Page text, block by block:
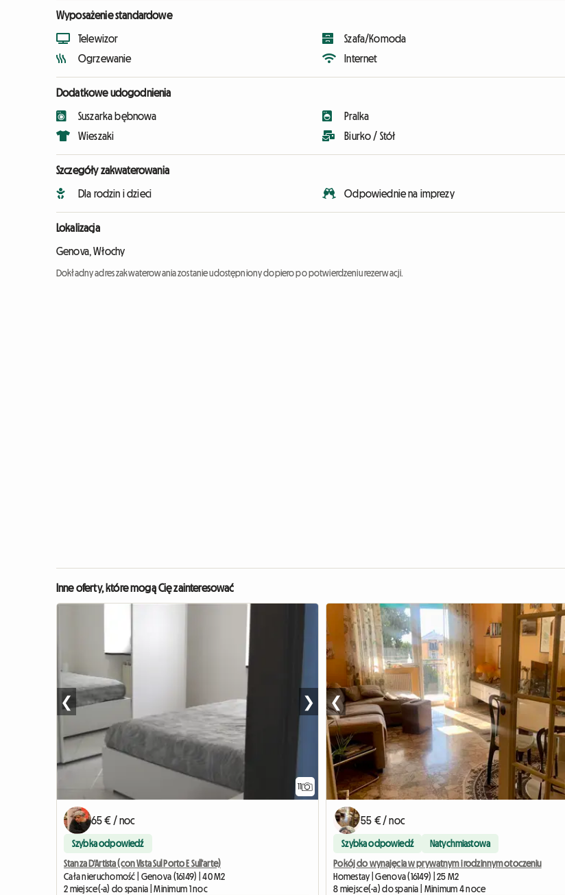
Wyposażenie standardowe
Telewizor
Ogrzewanie
Szafa/Komoda
Internet
Dodatkowe udogodnienia
Suszarka bębnowa
Wieszaki
Pralka
Biurko / Stół
Szczegóły zakwaterowania
Dla rodzin i dzieci Odpowiednie na imprezy
Lokalizacja
Genova, Włochy
Dokładny adres zakwaterowania zostanie udostępniony dopiero po potwierdzeniu rezerwacji.
Inne oferty, które mogą Cię zainteresować
11
❮ ❯
65 € / noc
Szybka odpowiedź
Stanza D'Artista (con Vista Sul Porto E Sull'arte)
Cała nieruchomość | Genova (16149) | 40 M2
2 miejsce(-a) do spania | Minimum 1 noc
❮
55 € / noc
Szybka odpowiedź Natychmiastowa
Pokój do wynajęcia w prywatnym i rodzinnym otoczeniu
Homestay | Genova (16149) | 25 M2
8 miejsce(-a) do spania | Minimum 4 noce